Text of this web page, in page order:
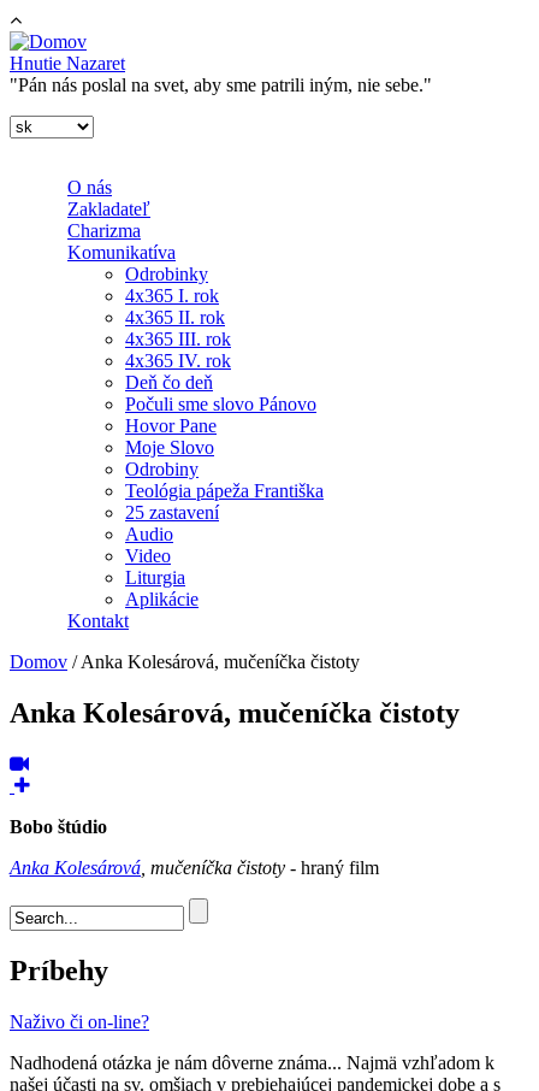
Skočiť na hlavný obsah
Hnutie Nazaret
"Pán nás poslal na svet, aby sme patrili iným, nie sebe."
O nás
Zakladateľ
Charizma
Komunikatíva
Odrobinky
4x365 I. rok
4x365 II. rok
4x365 III. rok
4x365 IV. rok
Deň čo deň
Počuli sme slovo Pánovo
Hovor Pane
Moje Slovo
Odrobiny
Teológia pápeža Františka
25 zastavení
Audio
Video
Liturgia
Aplikácie
Kontakt
Domov /Anka Kolesárová, mučeníčka čistoty
Anka Kolesárová, mučeníčka čistoty
Bobo štúdio
Anka Kolesárová , mučeníčka čistoty - hraný film
Vyhľadávanie
Príbehy
Naživo či on-line?
Nadhodená otázka je nám dôverne známa... Najmä vzhľadom k
našej účasti na sv. omšiach v prebiehajúcej pandemickej dobe a s